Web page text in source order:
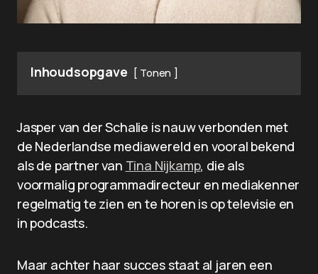
Inhoudsopgave Tonen
Jasper van der Schalie is nauw verbonden met
de Nederlandse mediawereld en vooral bekend
als de partner van Tina Nijkamp, die als
voormalig programmadirecteur en mediakenner
regelmatig te zien en te horen is op televisie en
in podcasts.
Maar achter haar succes staat al jaren een